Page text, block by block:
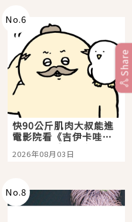
No.6
快90公斤肌肉大叔能進
電影院看《吉伊卡哇》
嗎？日本重金屬樂團
「打首」會長與nagano
2026年08月03日
No.8
Share